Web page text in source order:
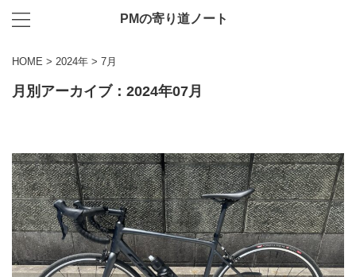
PMの寄り道ノート
HOME > 2024年 > 7月
月別アーカイブ：2024年07月